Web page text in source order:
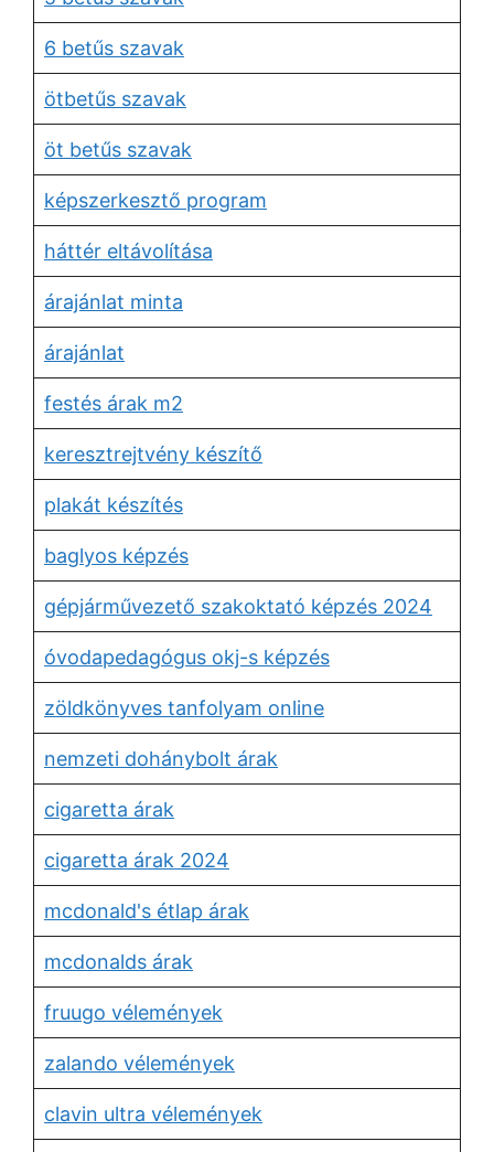
6 betűs szavak
ötbetűs szavak
öt betűs szavak
képszerkesztő program
háttér eltávolítása
árajánlat minta
árajánlat
festés árak m2
keresztrejtvény készítő
plakát készítés
baglyos képzés
gépjárművezető szakoktató képzés 2024
óvodapedagógus okj-s képzés
zöldkönyves tanfolyam online
nemzeti dohánybolt árak
cigaretta árak
cigaretta árak 2024
mcdonald's étlap árak
mcdonalds árak
fruugo vélemények
zalando vélemények
clavin ultra vélemények